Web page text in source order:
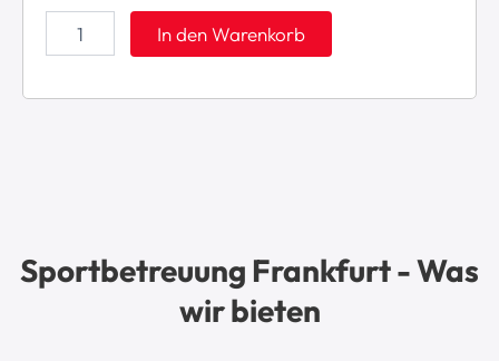
0
2
In den Warenkorb
Sportbetreuung Frankfurt - Was
wir bieten